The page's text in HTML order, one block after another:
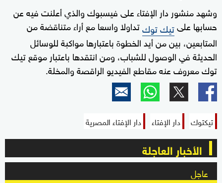
وشهد منشور دار الإفتاء على فيسبوك والذي أعلنت فيه عن
حسابها علىتيك توكتداولا واسعا مع أراء متناقضة من
المتابعين، بين من أيد الخطوة باعتبارها مواكبة للوسائل
الحديثة في الوصول للشباب، ومن انتقدها باعتبار موقع تيك
توك معروف عنه مقاطع الفيديو الراقصة والمخلة.
تيكتوك دار الإفتاء دار الإفتاء المصرية
الأخبار العاجلة
عاجل